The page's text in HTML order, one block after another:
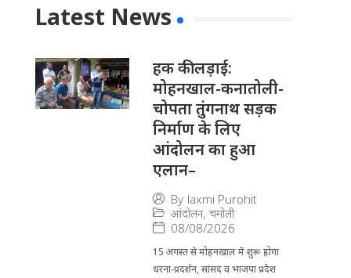
Latest News
हक की लड़ाई:
मोहनखाल-कनातोली-
चोपता तुंगनाथ सड़क
निर्माण के लिए
आंदोलन का हुआ
एलान–
By laxmi Purohit
आंदोलन, चमोली
08/08/2026
15 अगस्त से मोहनखाल में शुरू होगा
धरना-प्रदर्शन, सांसद व भाजपा प्रदेश